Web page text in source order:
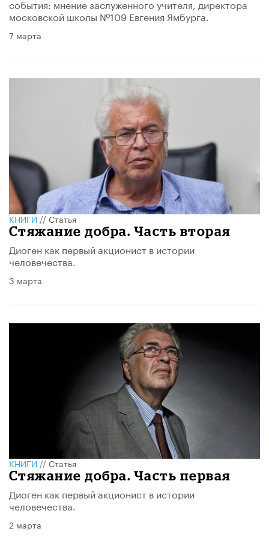
события: мнение заслуженного учителя, директора
московской школы №109 Евгения Ямбурга.
7 марта
КНИГИ//Статья
Стяжание добра. Часть вторая
Диоген как первый акционист в истории
человечества.
3 марта
КНИГИ//Статья
Стяжание добра. Часть первая
Диоген как первый акционист в истории
человечества.
2 марта